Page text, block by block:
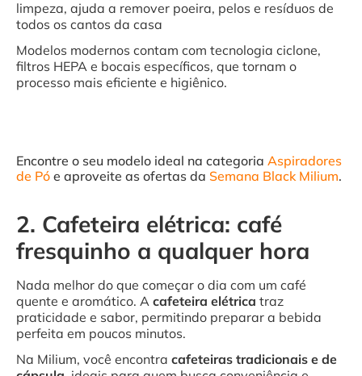
limpeza, ajuda a remover poeira, pelos e resíduos de
todos os cantos da casa
Modelos modernos contam com tecnologia ciclone,
filtros HEPA e bocais específicos, que tornam o
processo mais eficiente e higiênico.
Encontre o seu modelo ideal na categoria Aspiradores
de Pó e aproveite as ofertas da Semana Black Milium.
2. Cafeteira elétrica: café
fresquinho a qualquer hora
Nada melhor do que começar o dia com um café
quente e aromático. A cafeteira elétrica traz
praticidade e sabor, permitindo preparar a bebida
perfeita em poucos minutos.
Na Milium, você encontra cafeteiras tradicionais e de